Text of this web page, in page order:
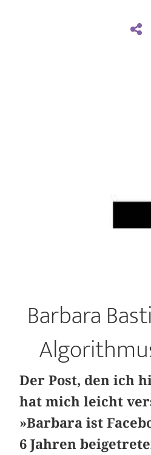
Barbara
Der Post, den ich
hat mich leicht
»Barbara ist
6 Jahren